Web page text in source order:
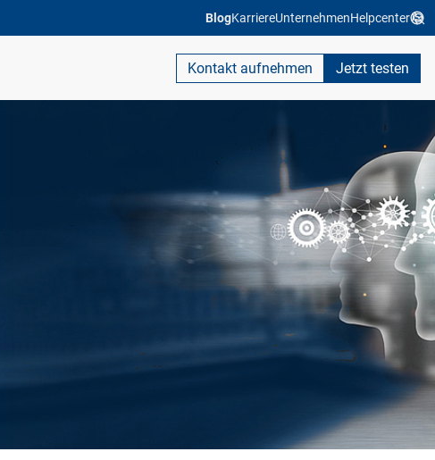
BlogKarriereUnternehmenHelpcenter
Kontakt aufnehmen Jetzt testen